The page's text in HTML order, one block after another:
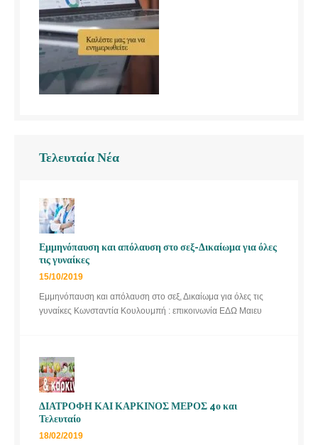
Τελευταία Νέα
Εμμηνόπαυση και απόλαυση στο σεξ-Δικαίωμα για όλες
τις γυναίκες
15/10/2019
Εμμηνόπαυση και απόλαυση στο σεξ, Δικαίωμα για όλες τις
γυναίκες Κωνσταντία Κουλουμπή : επικοινωνία ΕΔΩ Μαιευ
ΔΙΑΤΡΟΦΗ ΚΑΙ ΚΑΡΚΙΝΟΣ ΜΕΡΟΣ 4ο και
Τελευταίο
18/02/2019